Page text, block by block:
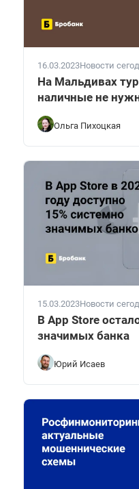
16.03.2023Новости
На Мальдивах
наличные не
Ольга Пихоцкая
15.03.2023Новости
В App Store
значимых банка
Юрий Исаев